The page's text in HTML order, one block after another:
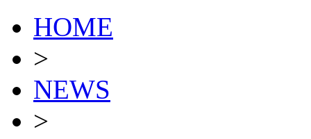
HOME
>
NEWS
>